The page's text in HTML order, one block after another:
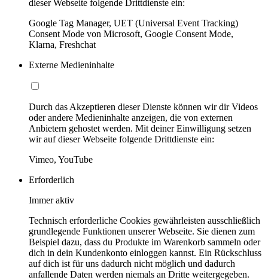
dieser Webseite folgende Drittdienste ein:
Google Tag Manager, UET (Universal Event Tracking)
Consent Mode von Microsoft, Google Consent Mode,
Klarna, Freshchat
Externe Medieninhalte
Durch das Akzeptieren dieser Dienste können wir dir Videos
oder andere Medieninhalte anzeigen, die von externen
Anbietern gehostet werden. Mit deiner Einwilligung setzen
wir auf dieser Webseite folgende Drittdienste ein:
Vimeo, YouTube
Erforderlich
Immer aktiv
Technisch erforderliche Cookies gewährleisten ausschließlich
grundlegende Funktionen unserer Webseite. Sie dienen zum
Beispiel dazu, dass du Produkte im Warenkorb sammeln oder
dich in dein Kundenkonto einloggen kannst. Ein Rückschluss
auf dich ist für uns dadurch nicht möglich und dadurch
anfallende Daten werden niemals an Dritte weitergegeben.